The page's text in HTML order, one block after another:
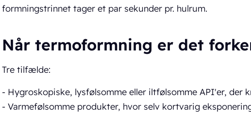
formningstrinnet tager et par sekunder pr. hulrum.
Når termoformning er det
Tre tilfælde:
- Hygroskopiske, lysfølsomme eller iltfølsomme API'er, der
- Varmefølsomme produkter, hvor selv kortvarig